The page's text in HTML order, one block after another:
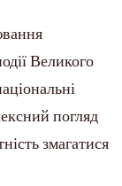
Великого
погляд
змагатися